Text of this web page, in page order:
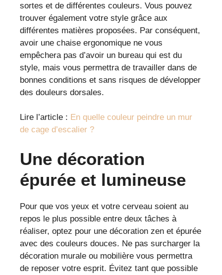
sortes et de différentes couleurs. Vous pouvez
trouver également votre style grâce aux
différentes matières proposées. Par conséquent,
avoir une chaise ergonomique ne vous
empêchera pas d’avoir un bureau qui est du
style, mais vous permettra de travailler dans de
bonnes conditions et sans risques de développer
des douleurs dorsales.
Lire l’article : En quelle couleur peindre un mur
de cage d’escalier ?
Une décoration
épurée et lumineuse
Pour que vos yeux et votre cerveau soient au
repos le plus possible entre deux tâches à
réaliser, optez pour une décoration zen et épurée
avec des couleurs douces. Ne pas surcharger la
décoration murale ou mobilière vous permettra
de reposer votre esprit. Évitez tant que possible